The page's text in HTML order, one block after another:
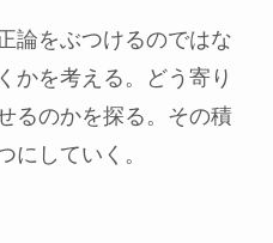
論をぶつけるのではな
かを考える。どう寄り
るのかを探る。その積
にしていく。